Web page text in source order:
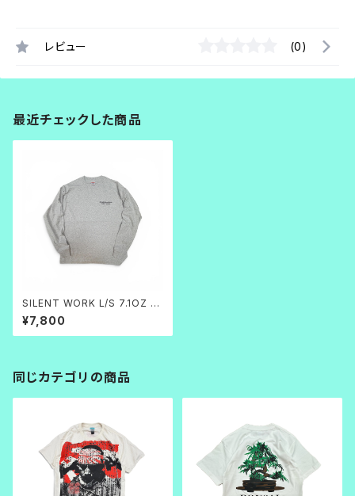
レビュー (0)
最近チェックした商品
SILENT WORK L/S 7.1OZ A
SH
¥7,800
同じカテゴリの商品